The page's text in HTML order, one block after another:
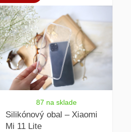
87 na sklade
Silikónový obal – Xiaomi
Mi 11 Lite